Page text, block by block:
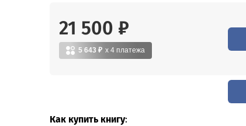
21 500 ₽
5 643 ₽ x 4 платежа
Как купить книгу: